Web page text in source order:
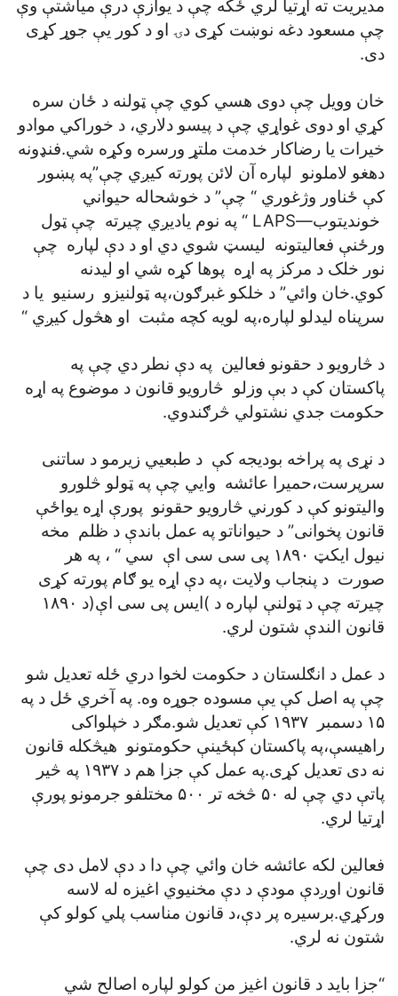
مديريت ته اړتيا لري ځکه چې د يوازې درې مياشتې وې
چې مسعود دغه نوښت کړی دۍ او د کور يې جوړ کړی
دی.
خان وويل چې دوی هسي کوي چې ټولنه د ځان سره
کړي او دوی غواړي چې د پيسو دلاري، د خوراکي موادو
خيرات يا رضاکار خدمت ملتړ ورسره وکړه شي.فنډونه
دهغو لاملونو لپاره آن لائن پورته کيږي چې”په پښور
کې ځناور وژغوري “ چې” د خوشحاله حيواني
خونديتوب—LAPS “ په نوم ياديږي چيرته چې ټول
ورځنې فعاليتونه ليسټ شوي دي او د دې لپاره چې
نور خلک د مرکز په اړه پوها کړه شي او ليدنه
کوي.خان وائي” د خلکو غبرګون،په ټولنيزو رسنيو يا د
سرپناه ليدلو لپاره،په لويه کچه مثبت او هڅول کيږي “
د څارويو د حقونو فعالين په دې نطر دي چې په
پاکستان کې د بې وزلو څارويو قانون د موضوع په اړه
حکومت جدي نشتولي څرګندوي.
د نړی په پراخه بوديجه کې د طبعيي زيرمو د ساتنی
سرپرست،حميرا عائشه وايي چې په ټولو څلورو
واليتونو کې د کورني څارويو حقونو پورې اړه يواځې
قانون پخوانی” د حيواناتو په عمل باندې د ظلم مخه
نيول ايکټ ۱۸۹۰ پی سی سی اې سي “ ، په هر
صورت د پنجاب ولايت ،په دې اړه يو ګام پورته کړی
چيرته چې د ټولنې لپاره د )ايس پی سی اې(د ۱۸۹۰
قانون الندې شتون لري.
د عمل د انګلستان د حکومت لخوا دري ځله تعديل شو
چې په اصل کې يې مسوده جوړه وه. په آخري ځل د په
۱۵ دسمبر ۱۹۳۷ کې تعديل شو.مګر د خپلواکی
راهيسې،په پاکستان کېځينې حکومتونو هيڅکله قانون
نه دی تعديل کړی.په عمل کې جزا هم د ۱۹۳۷ په څير
پاتې دي چې له ۵۰ څخه تر ۵۰۰ مختلفو جرمونو پورې
اړتيا لري.
فعالين لکه عائشه خان وائي چې دا د دې لامل دی چې
قانون اوږدې مودې د دې مخنيوي اغيزه له لاسه
ورکړي.برسيره پر دې،د قانون مناسب پلي کولو کې
شتون نه لري.
“جزا بايد د قانون اغيز من کولو لپاره اصالح شي